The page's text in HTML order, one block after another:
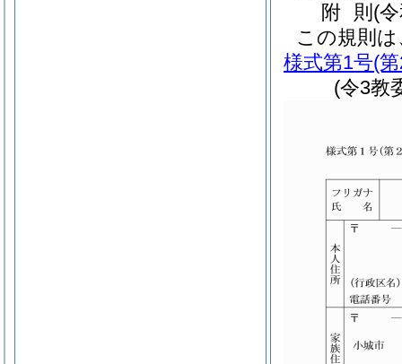
附 則 (
この規則
様式第1号(
(令3教